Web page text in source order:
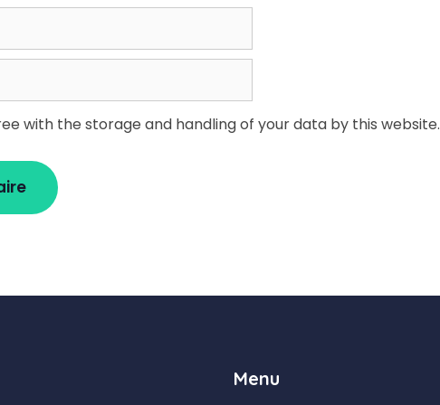
with the storage and handling of your data by this website.
Menu